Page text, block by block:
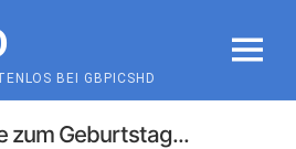
BEI GBPICSHD
MENU
zum Geburtstag...